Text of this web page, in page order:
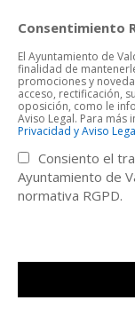
Consentimiento
El Ayuntamiento de
finalidad de
promociones y
acceso, rectificación,
oposición, como le
Aviso Legal. Para
Privacidad y Aviso
Consiento el
Ayuntamiento de
normativa RGPD.